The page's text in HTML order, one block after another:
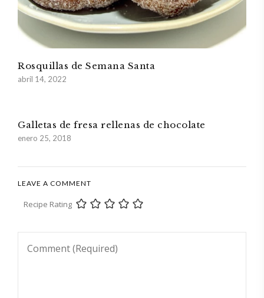
Rosquillas de Semana Santa
abril 14, 2022
Galletas de fresa rellenas de chocolate
enero 25, 2018
LEAVE A COMMENT
Recipe Rating